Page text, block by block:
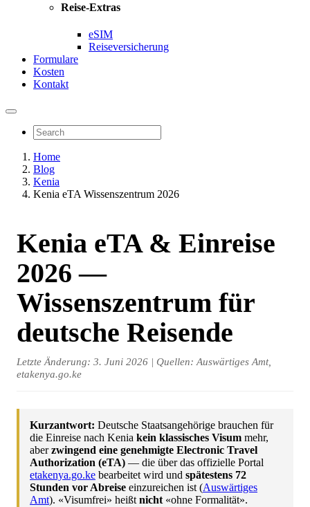
Reise-Extras
eSIM
Reiseversicherung
Formulare
Kosten
Kontakt
Home
Blog
Kenia
Kenia eTA Wissenszentrum 2026
Kenia eTA & Einreise
2026 —
Wissenszentrum für
deutsche Reisende
Letzte Änderung: 3. Juni 2026 | Quellen: Auswärtiges Amt,
etakenya.go.ke
Kurzantwort: Deutsche Staatsangehörige brauchen für
die Einreise nach Kenia kein klassisches Visum mehr,
aberzwingend eine genehmigte Electronic Travel
Authorization (eTA) — die über das offizielle Portal
etakenya.go.ke bearbeitet wird und spätestens 72
Stunden vor Abreise einzureichen ist (Auswärtiges
Amt). «Visumfrei» heißt nicht «ohne Formalität».